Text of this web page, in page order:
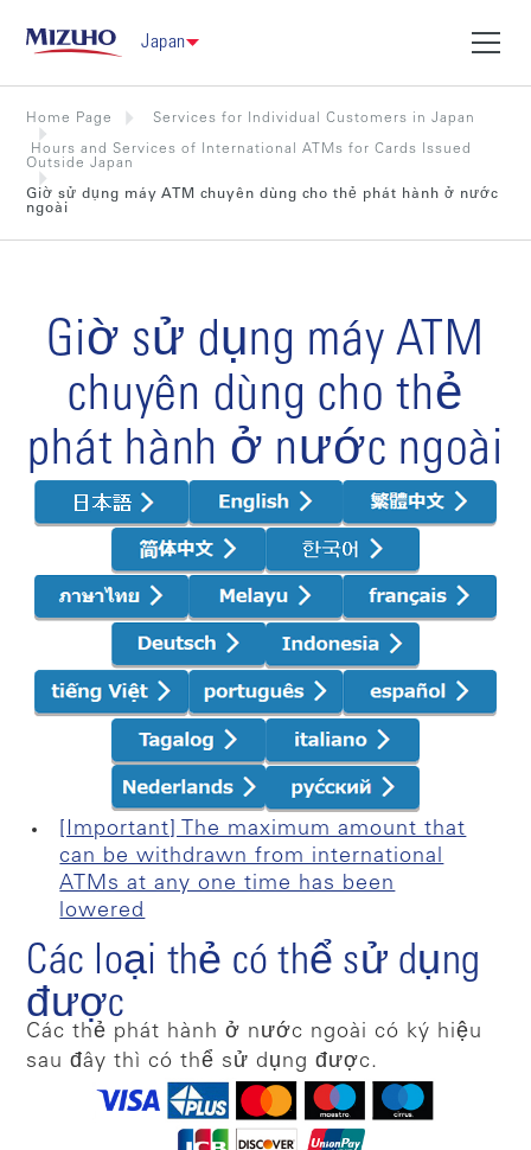
Japan
Home Page Services for Individual Customers in Japan
Hours and Services of International ATMs for Cards Issued
Outside Japan
Giờ sử dụng máy ATM chuyên dùng cho thẻ phát hành ở nước
ngoài
Giờ sử dụng máy ATM
chuyên dùng cho thẻ
phát hành ở nước ngoài
[Important] The maximum amount that
can be withdrawn from international
ATMs at any one time has been
lowered
Các loại thẻ có thể sử dụng
được
Các thẻ phát hành ở nước ngoài có ký hiệu
sau đây thì có thể sử dụng được.